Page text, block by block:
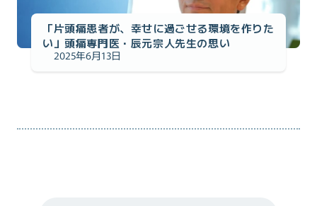
「片頭痛患者が、幸せに過ごせる環境を作りた
い」頭痛専門医・辰元宗人先生の思い
2025年6月13日